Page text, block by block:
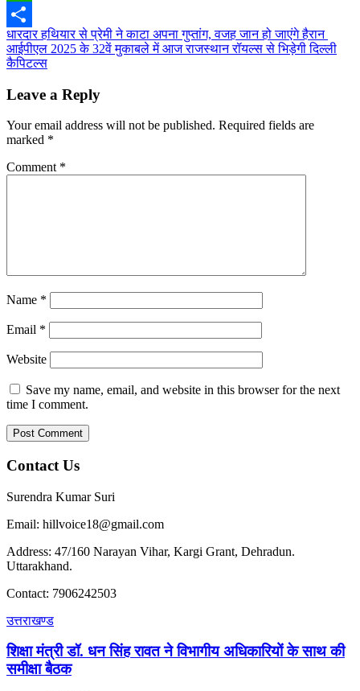
WhatsApp
Share
Post
navigation
धारदार हथियार से प्रेमी ने काटा अपना गुप्तांग, वजह जान हो जाएंगे हैरान
आईपीएल 2025 के 32वें मुकाबले में आज राजस्‍थान रॉयल्‍स से भिड़ेगी दिल्‍ली
कैपिटल्‍स
Leave a Reply
Your email address will not be published. Required fields are
marked *
Comment *
Name *
Email *
Website
Save my name, email, and website in this browser for the next
time I comment.
Contact Us
Surendra Kumar Suri
Email: hillvoice18@gmail.com
Address: 47/160 Narayan Vihar, Kargi Grant, Dehradun.
Uttarakhand.
Contact: 7906242503
उत्तराखण्ड
शिक्षा मंत्री डॉ. धन सिंह रावत ने विभागीय अधिकारियों के साथ की
समीक्षा बैठक